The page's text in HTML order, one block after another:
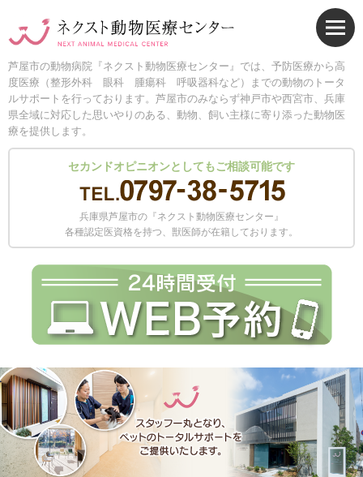
芦屋市の動物病院『ネクスト動物医療センター』では、予防医療から高
度医療（整形外科 眼科 腫瘍科 呼吸器科など）までの動物のトータ
ルサポートを行っております。芦屋市のみならず神戸市や西宮市、兵庫
県全域に対応した思いやりのある、動物、飼い主様に寄り添った動物医
療を提供します。
セカンドオピニオンとしてもご相談可能です
兵庫県芦屋市の『ネクスト動物医療センター』
各種認定医資格を持つ、獣医師が在籍しております。